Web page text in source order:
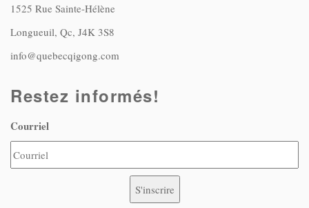
1525 Rue Sainte-Hélène
Longueuil, Qc, J4K 3S8
info@quebecqigong.com
Restez informés!
Courriel
S'inscrire